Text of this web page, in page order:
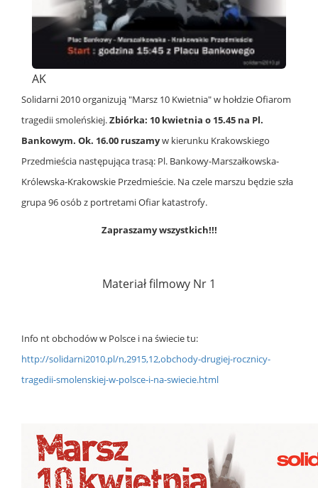
AK
Solidarni 2010 organizują"Marsz 10 Kwietnia"w hołdzie Ofiarom
tragedii smoleńskiej.Zbiórka: 10 kwietnia o 15.45 na Pl.
Bankowym. Ok. 16.00 ruszamyw kierunku Krakowskiego
Przedmieścia następująca trasą: Pl. Bankowy-Marszałkowska-
Królewska-Krakowskie Przedmieście. Na czele marszu będzie szła
grupa 96 osób z portretami Ofiar katastrofy.
Zapraszamy wszystkich!!!
Materiał filmowy Nr 1
Info nt obchodów w Polsce i na świecie tu:
http://solidarni2010.pl/n,2915,12,obchody-drugiej-rocznicy-
tragedii-smolenskiej-w-polsce-i-na-swiecie.html